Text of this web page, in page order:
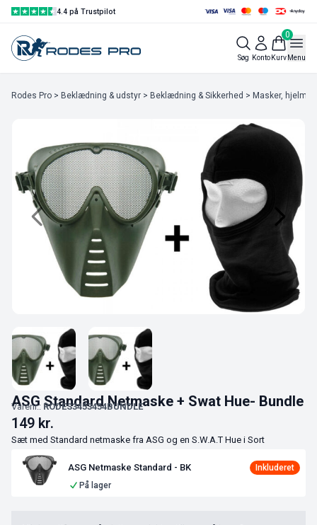
4.4 på Trustpilot
Søg Konto
0
KurvMenu
Rodes Pro > Beklædning & udstyr > Beklædning & Sikkerhed > Masker, hjelme
ASG Standard Netmaske + Swat Hue- Bundle
Varenr.: RODES3453454BUNDLE
149 kr.
Sæt med Standard netmaske fra ASG og en S.W.A.T Hue i Sort
ASG Netmaske Standard - BK
På lager